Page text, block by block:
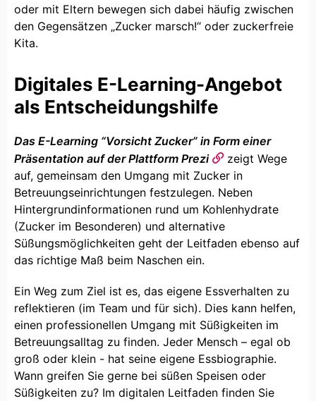
oder mit Eltern bewegen sich dabei häufig zwischen
den Gegensätzen „Zucker marsch!“ oder zuckerfreie
Kita.
Digitales E-Learning-Angebot
als Entscheidungshilfe
Das E-Learning “Vorsicht Zucker” in Form einer
Präsentation auf der Plattform Prezi
zeigt Wege
auf, gemeinsam den Umgang mit Zucker in
Betreuungseinrichtungen festzulegen. Neben
Hintergrundinformationen rund um Kohlenhydrate
(Zucker im Besonderen) und alternative
Süßungsmöglichkeiten geht der Leitfaden ebenso auf
das richtige Maß beim Naschen ein.
Ein Weg zum Ziel ist es, das eigene Essverhalten zu
reflektieren (im Team und für sich). Dies kann helfen,
einen professionellen Umgang mit Süßigkeiten im
Betreuungsalltag zu finden. Jeder Mensch – egal ob
groß oder klein - hat seine eigene Essbiographie.
Wann greifen Sie gerne bei süßen Speisen oder
Süßigkeiten zu? Im digitalen Leitfaden finden Sie